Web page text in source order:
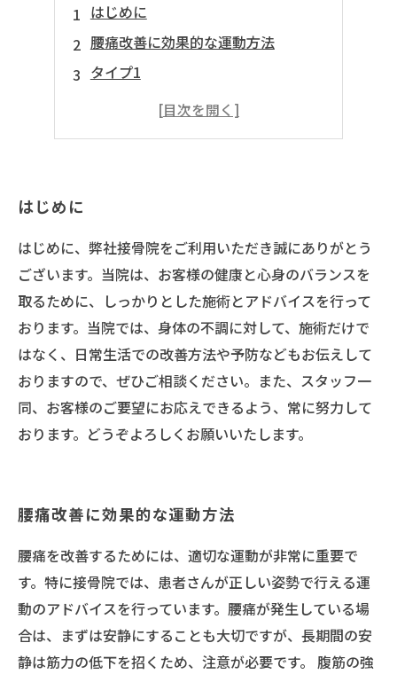
はじめに
腰痛改善に効果的な運動方法
タイプ1
はじめに
はじめに、弊社接骨院をご利用いただき誠にありがとう
ございます。当院は、お客様の健康と心身のバランスを
取るために、しっかりとした施術とアドバイスを行って
おります。当院では、身体の不調に対して、施術だけで
はなく、日常生活での改善方法や予防などもお伝えして
おりますので、ぜひご相談ください。また、スタッフ一
同、お客様のご要望にお応えできるよう、常に努力して
おります。どうぞよろしくお願いいたします。
腰痛改善に効果的な運動方法
腰痛を改善するためには、適切な運動が非常に重要で
す。特に接骨院では、患者さんが正しい姿勢で行える運
動のアドバイスを行っています。腰痛が発生している場
合は、まずは安静にすることも大切ですが、長期間の安
静は筋力の低下を招くため、注意が必要です。 腹筋の強